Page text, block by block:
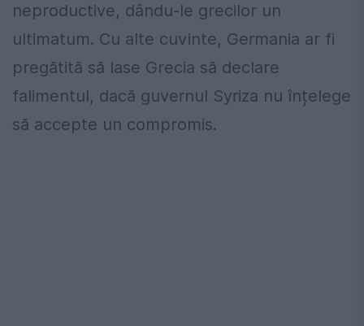
neproductive, dându-le grecilor un
ultimatum. Cu alte cuvinte, Germania ar fi
pregătită să lase Grecia să declare
falimentul, dacă guvernul Syriza nu înțelege
să accepte un compromis.